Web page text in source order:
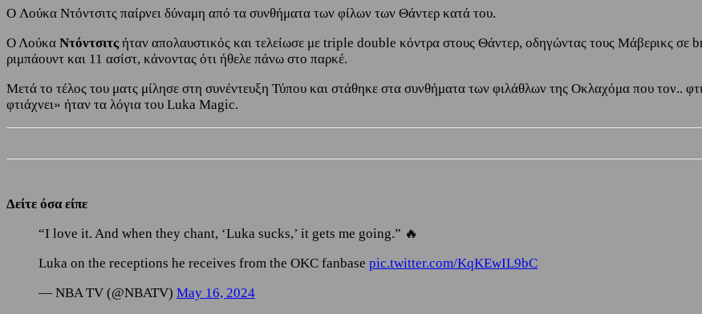
O Λούκα Ντόντσιτς παίρνει δύναμη από τα συνθήματα των φίλων των Θάντερ κατά του.
Ο Λούκα Ντόντσιτς ήταν απολαυστικός και τελείωσε με triple double κόντρα στους Θάντερ, οδηγώντας τους Μάβερικς σε
ριμπάουντ και 11 ασίστ, κάνοντας ότι ήθελε πάνω στο παρκέ.
Μετά το τέλος του ματς μίλησε στη συνέντευξη Τύπου και στάθηκε στα συνθήματα των φιλάθλων της Οκλαχόμα που τον..
φτιάχνει» ήταν τα λόγια του Luka Magic.
Δείτε όσα είπε
“I love it. And when they chant, ‘Luka sucks,’ it gets me going.” 🔥
Luka on the receptions he receives from the OKC fanbase pic.twitter.com/KqKEwIL9bC
— NBA TV (@NBATV) May 16, 2024